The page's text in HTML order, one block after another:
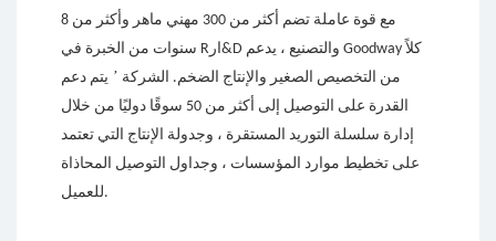
مع قوة عاملة تضم أكثر من 300 مهني ماهر وأكثر من 8
سنوات من الخبرة في Rار&D والتصنيع ، يدعم Goodway كلاً
من التخصيص الصغير والإنتاج الضخم. الشركة ’ يتم دعم
القدرة على التوصيل إلى أكثر من 50 سوقًا دوليًا من خلال
إدارة سلسلة التوريد المستقرة ، وجدولة الإنتاج التي تعتمد
على تخطيط موارد المؤسسات ، وجداول التوصيل المحاذاة
للعميل.